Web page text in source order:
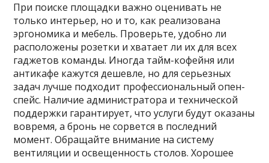
При поиске площадки важно оценивать не
только интерьер, но и то, как реализована
эргономика и мебель. Проверьте, удобно ли
расположены розетки и хватает ли их для всех
гаджетов команды. Иногда тайм-кофейня или
антикафе кажутся дешевле, но для серьезных
задач лучше подходит профессиональный опен-
спейс. Наличие администратора и технической
поддержки гарантирует, что услуги будут оказаны
вовремя, а бронь не сорвется в последний
момент. Обращайте внимание на систему
вентиляции и освещенность столов. Хорошее